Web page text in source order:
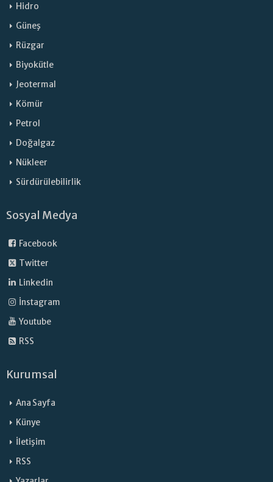
Hidro
Güneş
Rüzgar
Biyokütle
Jeotermal
Kömür
Petrol
Doğalgaz
Nükleer
Sürdürülebilirlik
Sosyal Medya
Facebook
Twitter
Linkedin
İnstagram
Youtube
RSS
Kurumsal
Ana Sayfa
Künye
İletişim
RSS